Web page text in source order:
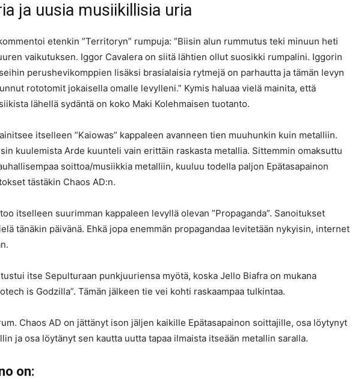
ja uusia musiikillisia uria
etenkin ”Territoryn” rumpuja: ”Biisin alun rummutus teki minuun heti
vaikutuksen. Iggor Cavalera on siitä lähtien ollut suosikki rumpalini. Iggorin
perushevikomppien lisäksi brasialaisia rytmejä on parhautta ja tämän levyn
rototomit jokaisella omalle levylleni.” Kymis haluaa vielä mainita, että
lähellä sydäntä on koko Maki Kolehmaisen tuotanto.
itselleen ”Kaiowas” kappaleen avanneen tien muuhunkin kuin metalliin.
kuulemista Arde kuunteli vain erittäin raskasta metallia. Sittemmin omaksuttu
soittoa/musiikkia metalliin, kuuluu todella paljon Epätasapainon
tästäkin Chaos AD:n.
itselleen suurimman kappaleen levyllä olevan ”Propaganda”. Sanoitukset
tänäkin päivänä. Ehkä jopa enemmän propagandaa levitetään nykyisin, internet
itse Sepulturaan punkjuuriensa myötä, koska Jello Biafra on mukana
is Godzilla”. Tämän jälkeen tie vei kohti raskaampaa tulkintaa.
Chaos AD on jättänyt ison jäljen kaikille Epätasapainon soittajille, osa löytynyt
ja osa löytänyt sen kautta uutta tapaa ilmaista itseään metallin saralla.
on: